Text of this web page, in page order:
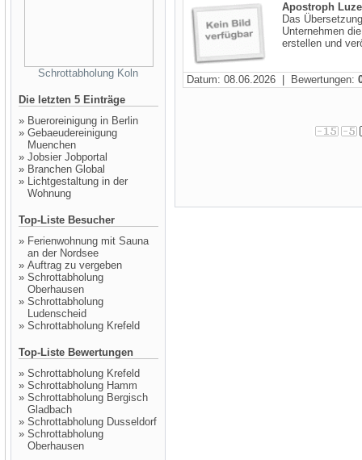
Schrottabholung Koln
Die letzten 5 Einträge
» Bueroreinigung in Berlin
» Gebaeudereinigung
Muenchen
» Jobsier Jobportal
» Branchen Global
» Lichtgestaltung in der
Wohnung
Top-Liste Besucher
» Ferienwohnung mit Sauna
an der Nordsee
» Auftrag zu vergeben
» Schrottabholung
Oberhausen
» Schrottabholung
Ludenscheid
» Schrottabholung Krefeld
Top-Liste Bewertungen
» Schrottabholung Krefeld
» Schrottabholung Hamm
» Schrottabholung Bergisch
Gladbach
» Schrottabholung Dusseldorf
» Schrottabholung
Oberhausen
Apostroph
Das
Unternehmen
erstellen und
Datum: 08.06.2026 | Bewertungen: